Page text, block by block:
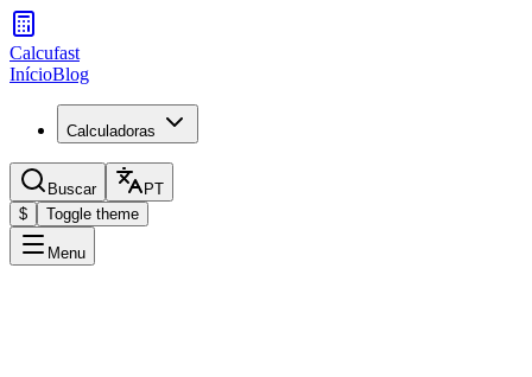
Calcufast
InícioBlog
Calculadoras
Buscar
PT
$
Toggle theme
Menu